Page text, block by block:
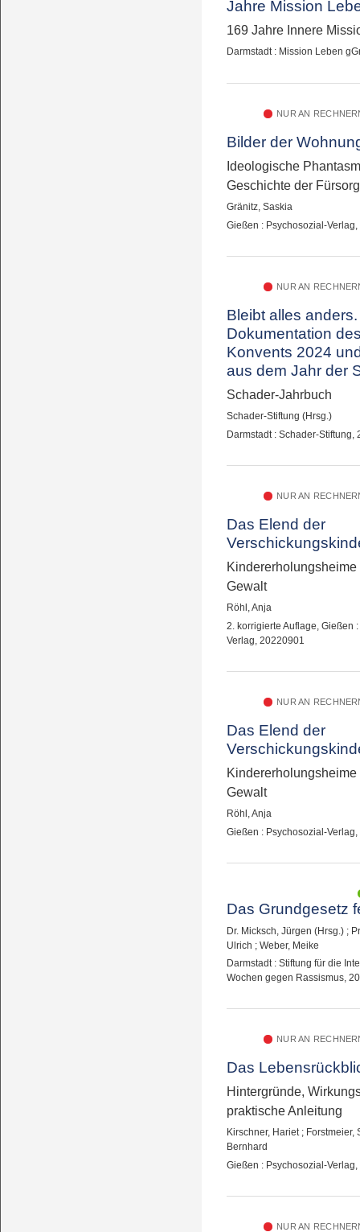
Jahre Mission
169 Jahre Innere
Darmstadt : Mission Leben
NUR AN
Bilder der
Ideologische
Geschichte der
Gränitz, Saskia
Gießen : Psychosozial-
NUR AN
Bleibt alles anders.
Dokumentation
Konvents 2024
aus dem Jahr der
Stiftung
Schader-Jahrbuch
Schader-Stiftung (Hrsg.)
Darmstadt : Schader-Stiftung,
NUR AN
Das Elend der
Kindererholungsheime
Gewalt
Röhl, Anja
2. korrigierte Auflage, Gießen
Verlag, 20220901
NUR AN
Das Elend der
Kindererholungsheime
Gewalt
Röhl, Anja
Gießen : Psychosozial-
Das Grundgesetz
Dr. Micksch, Jürgen (Hrsg.) ;
Ulrich ; Weber, Meike
Darmstadt : Stiftung für die
Wochen gegen Rassismus,
NUR AN
Das
Hintergründe,
praktische Anleitung
Kirschner, Hariet; Forstmeier,
Bernhard
Gießen : Psychosozial-
NUR AN